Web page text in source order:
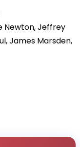
Newton, Jeffrey
James Marsden,